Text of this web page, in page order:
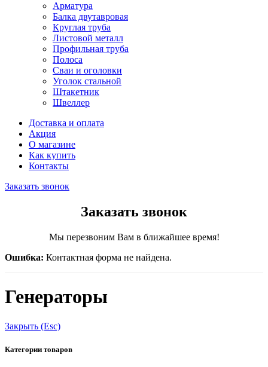
Арматура
Балка двутавровая
Круглая труба
Листовой металл
Профильная труба
Полоса
Сваи и оголовки
Уголок стальной
Штакетник
Швеллер
Доставка и оплата
Акция
О магазине
Как купить
Контакты
Заказать звонок
Заказать звонок
Мы перезвоним Вам в ближайшее время!
Ошибка: Контактная форма не найдена.
Генераторы
Закрыть (Esc)
Категории товаров